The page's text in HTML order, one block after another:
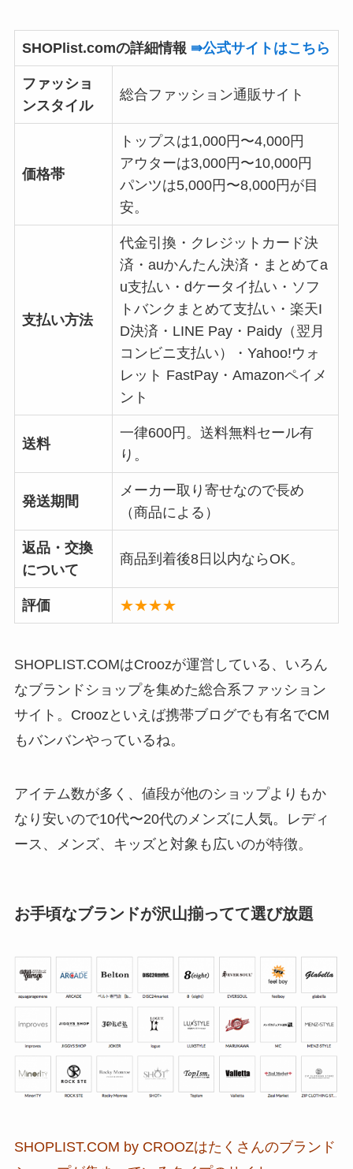
SHOPlist.comの詳細情報 ⇛公式サイトはこちら
ファッショ
ンスタイル
総合ファッション通販サイト
価格帯
トップスは1,000円〜4,000円
アウターは3,000円〜10,000円
パンツは5,000円〜8,000円が目
安。
支払い方法
代金引換・クレジットカード決
済・auかんたん決済・まとめてa
u支払い・dケータイ払い・ソフ
トバンクまとめて支払い・楽天I
D決済・LINE Pay・Paidy（翌月
コンビニ支払い）・Yahoo!ウォ
レット FastPay・Amazonペイメ
ント
送料
一律600円。送料無料セール有
り。
発送期間
メーカー取り寄せなので長め
（商品による）
返品・交換
について
商品到着後8日以内ならOK。
評価 ★★★★
SHOPLIST.COMはCroozが運営している、いろん
なブランドショップを集めた総合系ファッション
サイト。Croozといえば携帯ブログでも有名でCM
もバンバンやっているね。
アイテム数が多く、値段が他のショップよりもか
なり安いので10代〜20代のメンズに人気。レディ
ース、メンズ、キッズと対象も広いのが特徴。
お手頃なブランドが沢山揃ってて選び放題
SHOPLIST.COM by CROOZはたくさんのブランド